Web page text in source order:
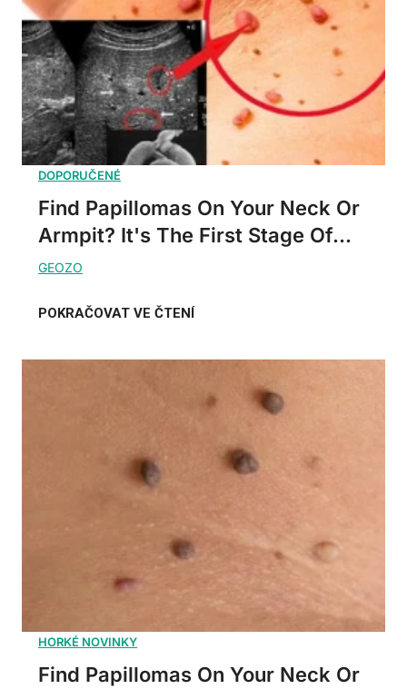
Find Papillomas On Your Neck Or
Armpit? It's The First Stage Of...
Find Papillomas On Your Neck Or